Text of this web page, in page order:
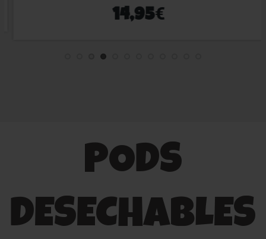
14,95€
PODS
DESECHABLES